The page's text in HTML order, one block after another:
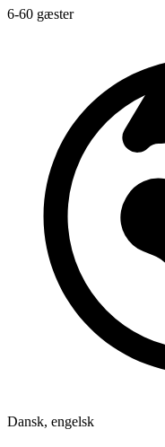
6-60 gæster
Dansk, engelsk